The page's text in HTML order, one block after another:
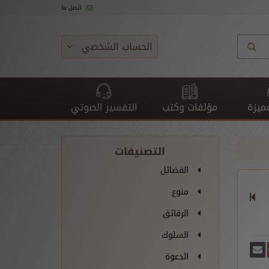
اتصل بنا
الحساب الشخصي
مؤلفات وكتب التفسير الصوتي
شارك على غوغل بلس
التصنيفات
الفضائل
منوع
الرقائق
السلوك
الدعوة